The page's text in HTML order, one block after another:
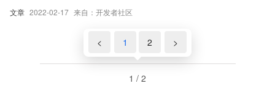
文章 2022-02-17 来自：开发者社区
< 1 2 >
1 / 2